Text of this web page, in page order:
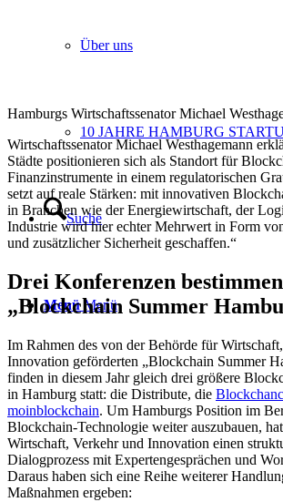
Über uns
10 JAHRE HAMBURG
Suche
Menü Menü
Hamburgs Wirtschaftssenator Michael
Wirtschaftssenator Michael Westhagemann
Städte positionieren sich als Standort für
Finanzinstrumente in einem regulatorischen
setzt auf reale Stärken: mit innovativen
in Branchen wie der Energiewirtschaft, der
Industrie wird hier echter Mehrwert in Form
und zusätzlicher Sicherheit geschaffen.“
Drei Konferenzen
„Blockchain Summer
Im Rahmen des von der Behörde für
Innovation geförderten „Blockchain Summer
finden in diesem Jahr gleich drei größere
in Hamburg statt: die Distribute, die
moinblockchain. Um Hamburgs Position im
Blockchain-Technologie weiter auszubauen,
Wirtschaft, Verkehr und Innovation einen
Dialogprozess mit Expertengesprächen und
Daraus haben sich eine Reihe weiterer
Maßnahmen ergeben: